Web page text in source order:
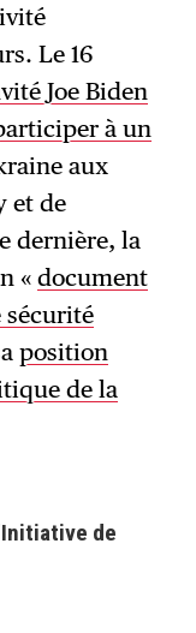
Le 16
Joe Biden
à un
aux
et de
dernière, la
«document
sécurité
position
de la